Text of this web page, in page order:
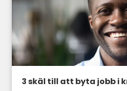
3 skäl till att byta jobb i